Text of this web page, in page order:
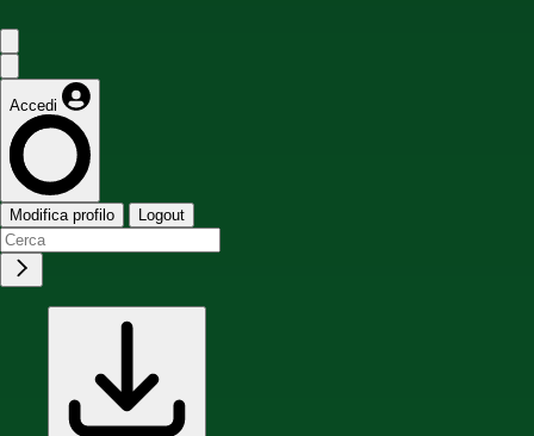
Accedi
Modifica profilo Logout